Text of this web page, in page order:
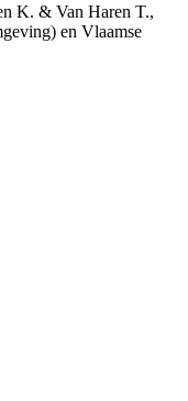
K. & Van Haren T.,
en Vlaamse